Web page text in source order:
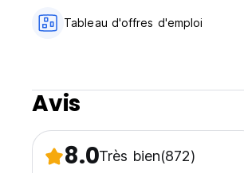
intermédiaires. Il est possible de
moniteur de surf local !
- À 2 minutes à pied de la plage.
- Bikini Bottom et Op La - Café/bar
de fin de soirée.
Tableau d'offres d'emploi
Avis
8.0Très bien(872)